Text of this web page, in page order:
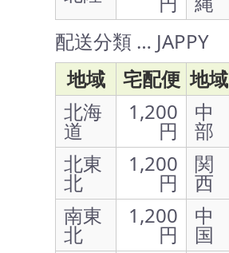
配送分類 … JAPPY
地域
宅配便 地域
北海
道
1,200
円
中
部
北東
北
1,200
円
関
西
南東
北
1,200
円
中
国